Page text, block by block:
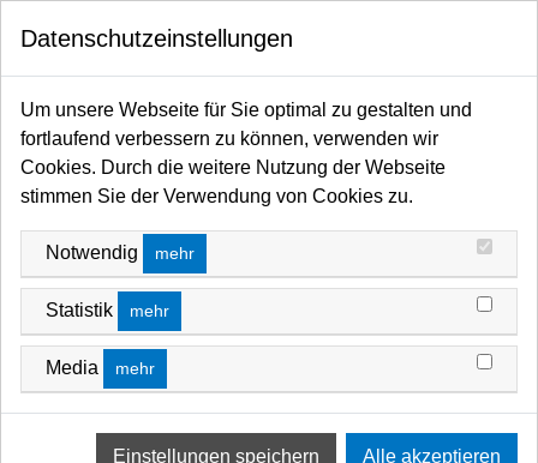
Startseite Filter / Farbfilter Farbfilter Rollen und Zuschnitte Violett-Bereich
Datenschutzeinstellungen
Um unsere Webseite für Sie optimal zu gestalten und
fortlaufend verbessern zu können, verwenden wir
Cookies. Durch die weitere Nutzung der Webseite
stimmen Sie der Verwendung von Cookies zu.
Notwendig mehr
Statistik mehr
Media mehr